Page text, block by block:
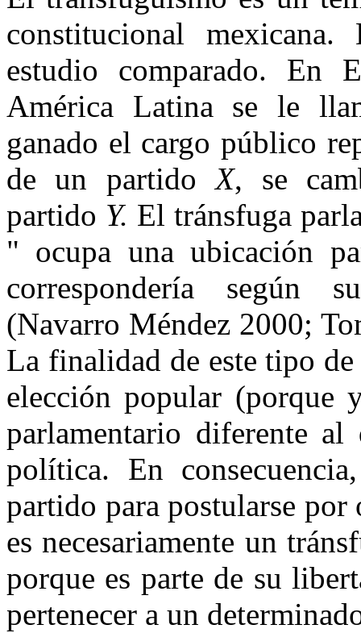
constitucional
estudio comparado. En
América Latina se le
ganado el cargo público
de un partidoX, se
partido Y. El tránsfuga
" ocupa una ubicación
correspondería según
(Navarro Méndez 2000;
La finalidad de este tipo
elección popular (porque
parlamentario diferente
política. En
partido para postularse
es necesariamente un
porque es parte de su
pertenecer a un